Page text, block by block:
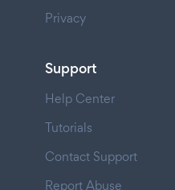
Privacy
Support
Help Center
Tutorials
Contact Support
Report Abuse